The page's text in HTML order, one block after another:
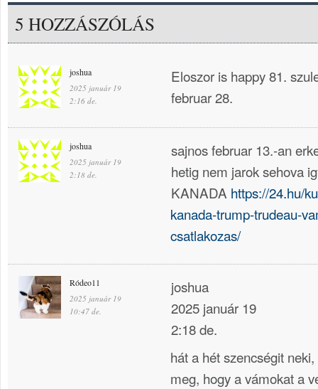
5 HOZZÁSZÓLÁS
joshua
2025 január 19
2:16 de.
Eloszor is happy 81.
februar 28.
joshua
2025 január 19
2:18 de.
sajnos februar 13.-an
hetig nem jarok sehova
KANADA https://24.hu/
kanada-trump-trudeau-
csatlakozas/
Ródeo11
2025 január 19
10:47 de.
joshua
2025 január 19
2:18 de.
hát a hét szencségit
meg, hogy a vámokat a